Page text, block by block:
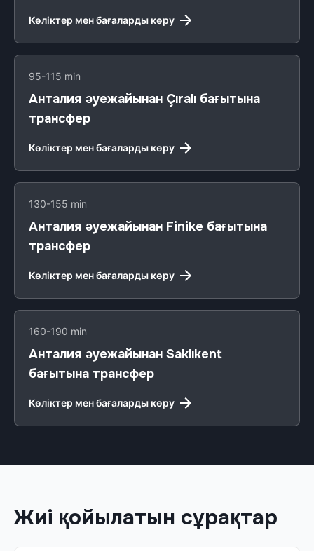
Көліктер мен бағаларды көру
95-115 min
Анталия әуежайынан Çıralı бағытына
трансфер
Көліктер мен бағаларды көру
130-155 min
Анталия әуежайынан Finike бағытына
трансфер
Көліктер мен бағаларды көру
160-190 min
Анталия әуежайынан Saklıkent
бағытына трансфер
Көліктер мен бағаларды көру
Жиі қойылатын сұрақтар